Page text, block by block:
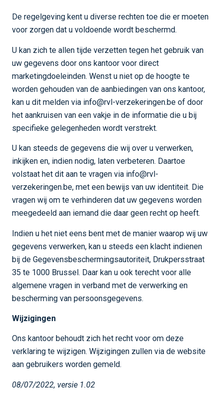
De regelgeving kent u diverse rechten toe die er moeten
voor zorgen dat u voldoende wordt beschermd.
U kan zich te allen tijde verzetten tegen het gebruik van
uw gegevens door ons kantoor voor direct
marketingdoeleinden. Wenst u niet op de hoogte te
worden gehouden van de aanbiedingen van ons kantoor,
kan u dit melden via info@rvl-verzekeringen.be of door
het aankruisen van een vakje in de informatie die u bij
specifieke gelegenheden wordt verstrekt.
U kan steeds de gegevens die wij over u verwerken,
inkijken en, indien nodig, laten verbeteren. Daartoe
volstaat het dit aan te vragen via info@rvl-
verzekeringen.be, met een bewijs van uw identiteit. Die
vragen wij om te verhinderen dat uw gegevens worden
meegedeeld aan iemand die daar geen recht op heeft.
Indien u het niet eens bent met de manier waarop wij uw
gegevens verwerken, kan u steeds een klacht indienen
bij de Gegevensbeschermingsautoriteit, Drukpersstraat
35 te 1000 Brussel. Daar kan u ook terecht voor alle
algemene vragen in verband met de verwerking en
bescherming van persoonsgegevens.
Wijzigingen
Ons kantoor behoudt zich het recht voor om deze
verklaring te wijzigen. Wijzigingen zullen via de website
aan gebruikers worden gemeld.
08/07/2022, versie 1.02